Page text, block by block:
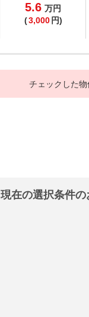
5.6 万円
(3,000 円)
チェックした物
現在の選択条件